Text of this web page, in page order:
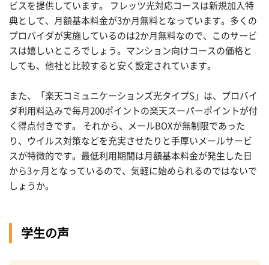
ビスを提供しています。 フレッツ光対応コースは新規加入特
典として、月額基本料金が3か月無料となっています。多くの
プロバイダが実施しているのは2か月無料なので、このサービ
スは嬉しいところでしょう。マンション向けコースの価格と
しても、他社と比較すると安く設定されています。
また、「楽天コミュニケーションズ光タイプS」は、プロバイ
ダ利用料込みで毎月200ポイントの楽天スーパーポイントが付
く得点付きです。 それから、メールBOXが無制限であった
り、ウイルス対策などを充実させたりと手厚いメールサービ
スが特徴的です。最低利用期間は月額基本料金が発生した日
から3ヶ月となっているので、気軽に始められるのではないで
しょうか。
学生の声